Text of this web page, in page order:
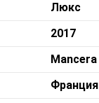
Люкс
2017
Mancera
Франция